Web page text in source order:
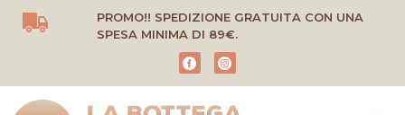
Vai
PROMO!! SPEDIZIONE GRATUITA CON UNA
SPESA MINIMA DI 89€.